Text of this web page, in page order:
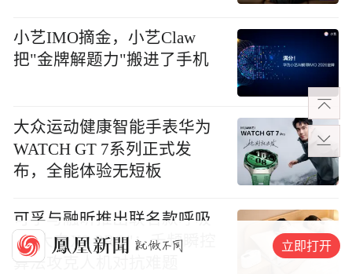
小艺IMO摘金，小艺Claw
把"金牌解题力"搬进了手机
大众运动健康智能手表华为
WATCH GT 7系列正式发
布，全能体验无短板
可孚与融昕推出联名款呼吸
机"大白X3 PRO"：千频瞬控
算法攻克人机对抗难题
立即打开